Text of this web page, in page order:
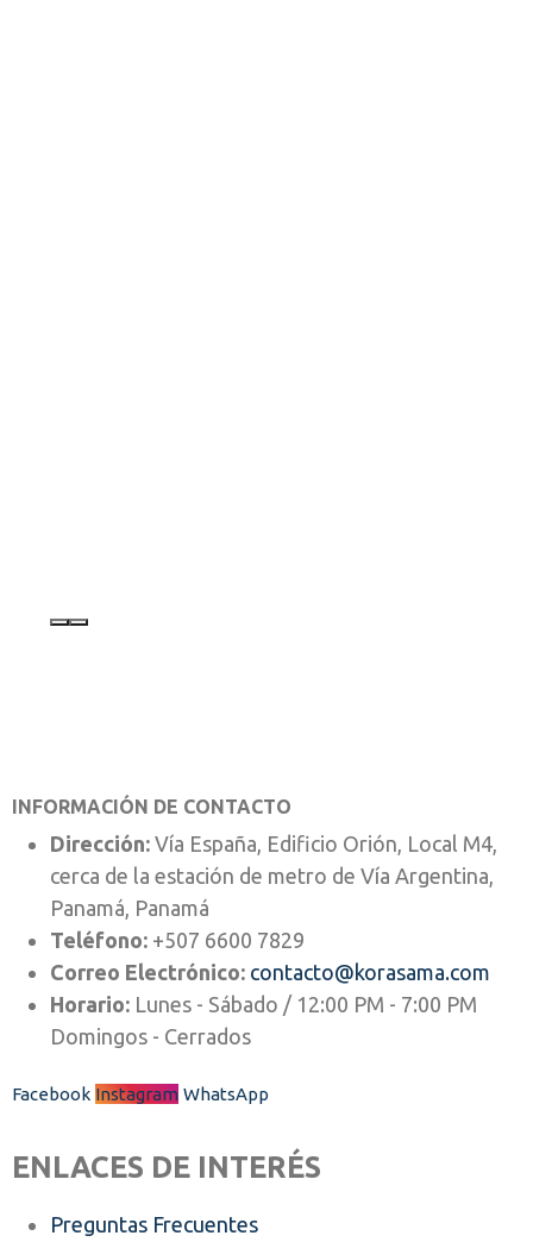
INFORMACIÓN DE CONTACTO
Dirección: Vía España, Edificio Orión, Local M4,
cerca de la estación de metro de Vía Argentina,
Panamá, Panamá
Teléfono: +507 6600 7829
Correo Electrónico: contacto@korasama.com
Horario: Lunes - Sábado / 12:00 PM - 7:00 PM
Domingos - Cerrados
Facebook Instagram WhatsApp
ENLACES DE INTERÉS
Preguntas Frecuentes